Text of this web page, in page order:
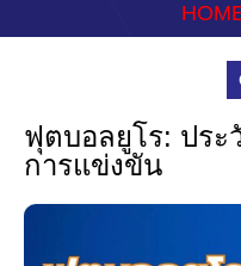
ฟุตบอลยูโร: ปร
การแข่งขัน